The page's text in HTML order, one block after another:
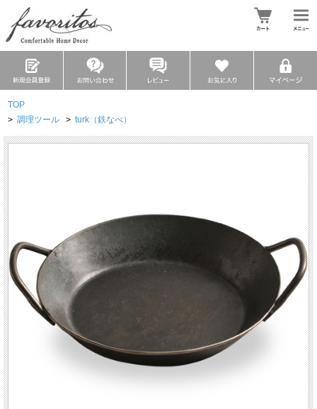
TOP
> 調理ツール > turk（鉄なべ）